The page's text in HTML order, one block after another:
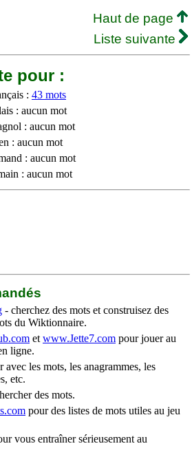
Haut de page
Liste suivante
pour :
: 43 mots
: aucun mot
: aucun mot
: aucun mot
: aucun mot
: aucun mot
- cherchez des mots et construisez des
du Wiktionnaire.
et www.Jette7.com pour jouer au
ligne.
avec les mots, les anagrammes, les
etc.
des mots.
pour des listes de mots utiles au jeu
vous entraîner sérieusement au